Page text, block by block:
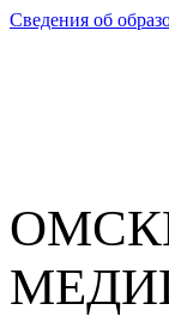
Сведения об